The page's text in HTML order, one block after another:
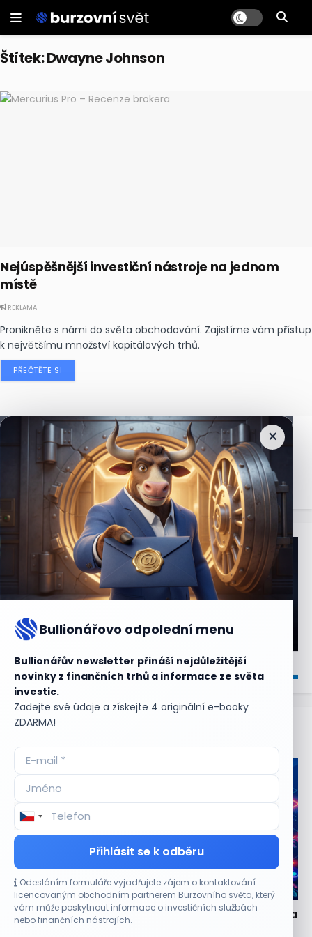
Štítek:Dwayne Johnson
Nejúspěšnější investiční nástroje na jednom
místě
REKLAMA
Pronikněte s námi do světa obchodování. Zajistíme vám přístup
k největšímu množství kapitálových trhů.
PŘEČTĚTE SI
×
Bullionářovo odpolední menu
Bullionářův newsletter přináší nejdůležitější
novinky z finančních trhů a informace ze světa
investic.
Zadejte své údaje a získejte 4 originální e-booky
ZDARMA!
Přihlásit se k odběru
Odesláním formuláře vyjadřujete zájem o kontaktování
licencovaným obchodním partnerem Burzovního světa, který
vám může poskytnout informace o investičních službách
nebo finančních nástrojích.
Nejčtenějšízprávy
Aktuální
CO HÝBE TRHEM
Partnerství s Googlem zvedlo akcie Oracle za dva